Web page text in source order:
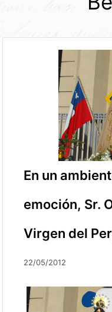
En un
emoción, Sr.
Virgen del
22/05/2012